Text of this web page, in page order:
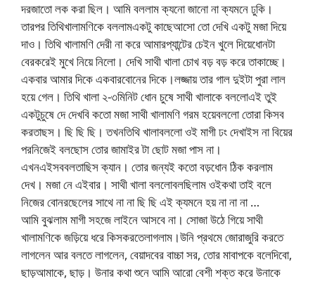
দরজাতো লক করা ছিল। আমি বললাম ক্যনো জানো না ক্যমনে ঢুকি।
তারপর তিথিখালামণিকে বললামএকটু কাছেআসো তো দেখি একটু মজা দিয়ে
দাও। তিথি খালামণি দেরী না করে আমারপ্যান্টের চেইন খুলে দিয়েধোনটা
বেরকরেই মুখে নিয়ে নিলো। দেখি সাথী খালা চোখ বড় বড় করে তাকাচ্ছে।
একবার আমার দিকে একবারবোনের দিকে।লজ্জায় তার গাল দুইটা পুরা লাল
হয়ে গেল। তিথি খালা ২-৩মিনিট ধোন চুষে সাথী খালাকে বললোএই তুই
একটুচুষে দে দেখবি কতো মজা সাথী খালামণি গরম হয়েবললো তোরা কিসব
করতাছস। ছি ছি ছি। তখনতিথি খালাবললো ওই মাগী ঢং দেখাইস না বিয়ের
পরনিজেই বলছোস তোর জামাইর টা ছোট মজা পাস না।
এখনএইসববলতাছিস ক্যান। তোর জন্যই কতো বড়ধোন ঠিক করলাম
দেখ। মজা নে এইবার। সাথী খালা বললোবলছিলাম ওইকথা তাই বলে
নিজের বোনরছেলের সাথে না না ছি ছি এই ক্যমনে হয় না না না …
আমি বুঝলাম মাগী সহজে লাইনে আসবে না। সোজা উঠে গিয়ে সাথী
খালামণিকে জড়িয়ে ধরে কিসকরতেলাগলাম।উনি প্রথমে জোরাজুরি করতে
লাগলেন আর বলতে লাগলেন, বেয়াদবের বাচ্চা সর, তোর মাবাপকে বলেদিবো,
ছাড়আমাকে, ছাড়। উনার কথা শুনে আমি আরো বেশী শক্ত করে উনাকে